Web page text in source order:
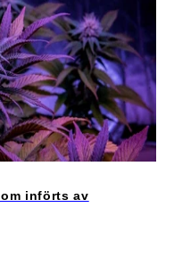
införts av